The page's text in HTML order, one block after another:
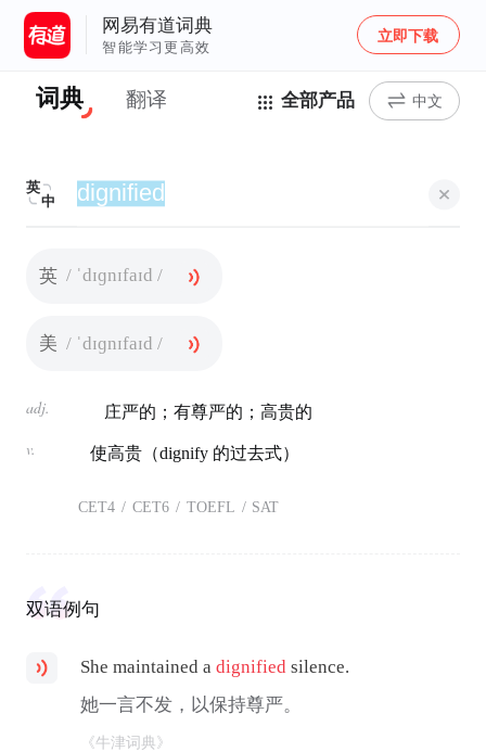
网易有道词典
智能学习更高效
立即下载
词典 翻译 全部产品 中文
英
中
英 / ˈdɪɡnɪfaɪd /
美 / ˈdɪɡnɪfaɪd /
adj. 庄严的；有尊严的；高贵的
v. 使高贵（dignify 的过去式）
CET4 / CET6 / TOEFL / SAT
双语例句
She maintained adignified silence.
她一言不发，以保持尊严。
《牛津词典》